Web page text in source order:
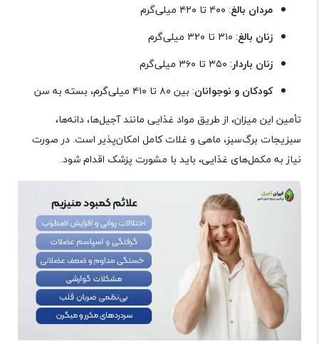
مردان بالغ: ۴۰۰ تا ۴۲۰ میلی‌گرم
زنان بالغ: ۳۱۰ تا ۳۲۰ میلی‌گرم
زنان باردار: ۳۵۰ تا ۳۶۰ میلی‌گرم
کودکان و نوجوانان: بین ۸۰ تا ۴۱۰ میلی‌گرم، بسته به سن
تأمین این میزان، از طریق مواد غذایی مانند آجیل‌ها، دانه‌ها،
سبزیجات برگ‌سبز، ماهی و غلات کامل امکان‌پذیر است. در صورت
نیاز به مکمل‌های غذایی، باید با مشورت پزشک اقدام شود.